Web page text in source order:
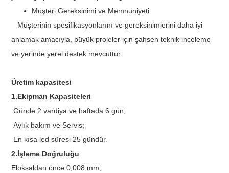
Müşteri Gereksinimi ve Memnuniyeti
Müşterinin spesifikasyonlarını ve gereksinimlerini daha iyi
anlamak amacıyla, büyük projeler için şahsen teknik inceleme
ve yerinde yerel destek mevcuttur.
Üretim kapasitesi
1.Ekipman Kapasiteleri
Günde 2 vardiya ve haftada 6 gün;
Aylık bakım ve Servis;
En kısa led süresi 25 gündür.
2.İşleme Doğruluğu
Eloksaldan önce 0,008 mm;